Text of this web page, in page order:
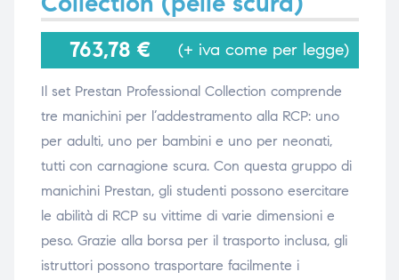
763,78 € (+ iva come per legge)
Il set Prestan Professional Collection comprende
tre manichini per l’addestramento alla RCP: uno
per adulti, uno per bambini e uno per neonati,
tutti con carnagione scura. Con questa gruppo di
manichini Prestan, gli studenti possono esercitare
le abilità di RCP su vittime di varie dimensioni e
peso. Grazie alla borsa per il trasporto inclusa, gli
istruttori possono trasportare facilmente i